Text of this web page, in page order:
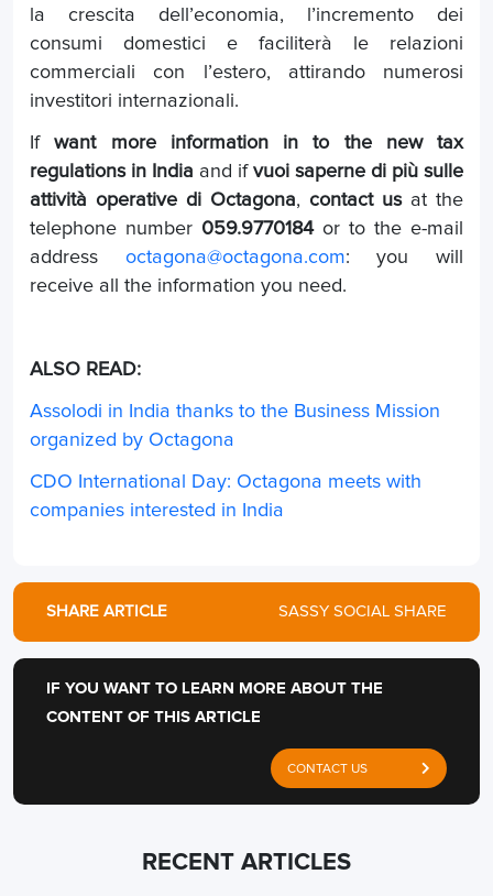
la crescita dell’economia, l’incremento dei
consumi domestici e faciliterà le relazioni
commerciali con l’estero, attirando numerosi
investitori internazionali.
Ifwant more information in to the new tax
regulations in India and if vuoi saperne di più sulle
attività operative di Octagona, contact usat the
telephone number 059.9770184or to the e-mail
address octagona@octagona.com: you will
receive all the information you need.
ALSO READ:
Assolodi in India thanks to the Business Mission
organized by Octagona
CDO International Day: Octagona meets with
companies interested in India
SHARE ARTICLE SASSY SOCIAL SHARE
IF YOU WANT TO LEARN MORE ABOUT THE
CONTENT OF THIS ARTICLE
CONTACT US
RECENT ARTICLES